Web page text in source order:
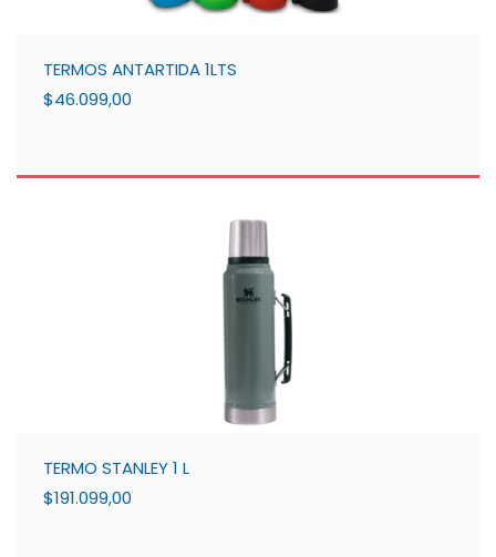
TERMOS ANTARTIDA 1LTS
$46.099,00
TERMO STANLEY 1 L
$191.099,00